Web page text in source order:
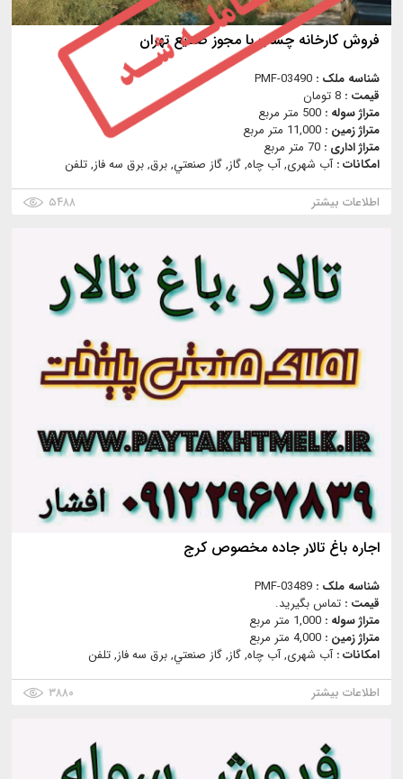
فروش کارخانه چسب با مجوز صنایع تهران
شناسه ملک : PMF-03490
قیمت : 8 تومان
متراژ سوله : 500 متر مربع
متراژ زمین : 11,000 متر مربع
متراژ اداری : 70 متر مربع
امکانات :آب شهری, آب چاه, گاز, گاز صنعتي, برق, برق سه فاز, تلفن
اطلاعات بیشتر
۵۴۸۸
اجاره باغ تالار جاده مخصوص کرج
شناسه ملک : PMF-03489
قیمت : تماس بگیرید.
متراژ سوله : 1,000 متر مربع
متراژ زمین : 4,000 متر مربع
امکانات :آب شهری, آب چاه, گاز, گاز صنعتي, برق سه فاز, تلفن
اطلاعات بیشتر
۳۸۸۰